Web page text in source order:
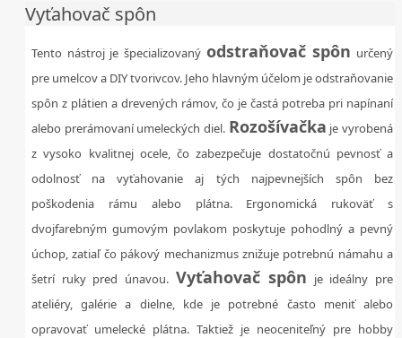
Vyťahovač spôn
Tento nástroj je špecializovaný odstraňovač spôn určený
pre umelcov a DIY tvorivcov. Jeho hlavným účelom je odstraňovanie
spôn z plátien a drevených rámov, čo je častá potreba pri napínaní
alebo prerámovaní umeleckých diel. Rozošívačka je vyrobená
z vysoko kvalitnej ocele, čo zabezpečuje dostatočnú pevnosť a
odolnosť na vyťahovanie aj tých najpevnejších spôn bez
poškodenia rámu alebo plátna. Ergonomická rukoväť s
dvojfarebným gumovým povlakom poskytuje pohodlný a pevný
úchop, zatiaľ čo pákový mechanizmus znižuje potrebnú námahu a
šetrí ruky pred únavou. Vyťahovač spôn je ideálny pre
ateliéry, galérie a dielne, kde je potrebné často meniť alebo
opravovať umelecké plátna. Taktiež je neoceniteľný pre hobby